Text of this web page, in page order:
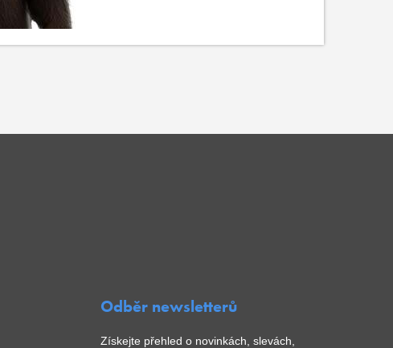
Odběr newsletterů
Získejte přehled o novinkách, slevách,